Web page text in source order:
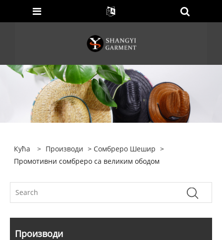
Кућа > Производи > Сомбреро Шешир >
Промотивни сомбреро са великим ободом
Производи